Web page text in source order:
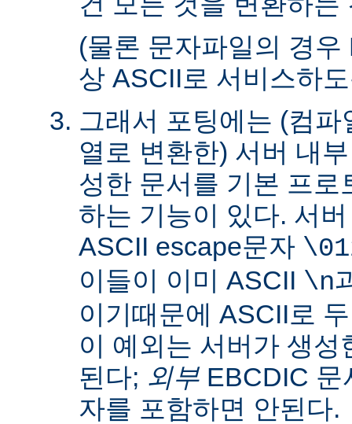
(물론 문자파일의 경
상 ASCII로 서비스하
그래서 포팅에는 (컴
열로 변환한) 서버 내
성한 문서를 기본 프로
하는 기능이 있다. 서
ASCII escape문자
이들이 이미 ASCII \n
이기때문에 ASCII로
이 예외는 서버가 생
된다; 외부EBCDIC 문
자를 포함하면 안된다.